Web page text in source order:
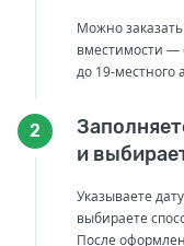
Можно
вместимости —
до 19-местного
2
и
Указываете
выбираете
После